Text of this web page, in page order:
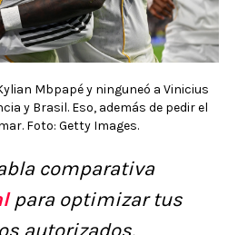
Mbpapé y ninguneó a Vinicius
y Brasil. Eso, además de pedir el
Foto: Getty Images.
comparativa
para optimizar tus
autorizados.